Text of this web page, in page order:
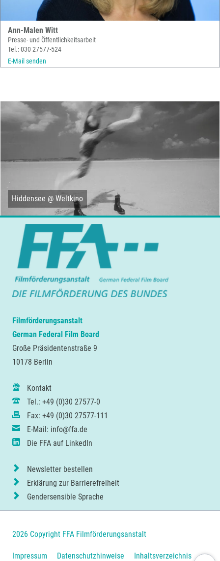
Ann-Malen Witt
Presse- und Öffentlichkeitsarbeit
Tel.: 030 27577-524
E-Mail senden
Hiddensee @ Weltkino
Filmförderungsanstalt
German Federal Film Board
Große Präsidentenstraße 9
10178 Berlin
Kontakt
Tel.: +49 (0)30 27577-0
Fax: +49 (0)30 27577-111
E-Mail: info@ffa.de
Die FFA auf LinkedIn
Newsletter bestellen
Erklärung zur Barrierefreiheit
Gendersensible Sprache
2026 Copyright FFA Filmförderungsanstalt
Navigation
Impressum Datenschutzhinweise Inhaltsverzeichnis